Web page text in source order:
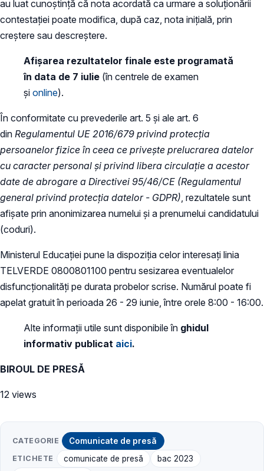
au luat cunoștință că nota acordată ca urmare a soluționării
contestației poate modifica, după caz, nota inițială, prin
creștere sau descreștere.
Afișarea rezultatelor finale este programată
în data de 7 iulie (în centrele de examen
și online).
În conformitate cu prevederile art. 5 și ale art. 6
din Regulamentul UE 2016/679 privind protecția
persoanelor fizice în ceea ce privește prelucrarea datelor
cu caracter personal și privind libera circulație a acestor
date de abrogare a Directivei 95/46/CE (Regulamentul
general privind protecția datelor - GDPR) , rezultatele sunt
afișate prin anonimizarea numelui și a prenumelui candidatului
(coduri).
Ministerul Educației pune la dispoziția celor interesați linia
TELVERDE 0800801100 pentru sesizarea eventualelor
disfuncționalități pe durata probelor scrise. Numărul poate fi
apelat gratuit în perioada 26 - 29 iunie, între orele 8:00 - 16:00.
Alte informații utile sunt disponibile în ghidul
informativ publicat aici.
BIROUL DE PRESĂ
12 views
CATEGORIE Comunicate de presă
ETICHETE comunicate de presă
bac 2023